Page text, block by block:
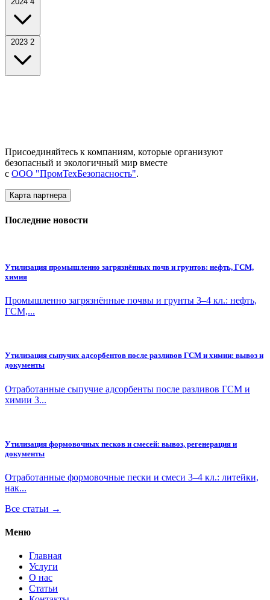
2023 2
Присоединяйтесь к компаниям, которые организуют
безопасный и экологичный мир вместе
с ООО "ПромТехБезопасность".
Карта партнера
Последние новости
Утилизация промышленно загрязнённых почв и грунтов: нефть, ГСМ,
химия
Промышленно загрязнённые почвы и грунты 3–4 кл.: нефть,
ГСМ,...
Утилизация сыпучих адсорбентов после разливов ГСМ и химии: вывоз и
документы
Отработанные сыпучие адсорбенты после разливов ГСМ и
химии 3...
Утилизация формовочных песков и смесей: вывоз, регенерация и
документы
Отработанные формовочные пески и смеси 3–4 кл.: литейки,
нак...
Все статьи →
Меню
Главная
Услуги
О нас
Статьи